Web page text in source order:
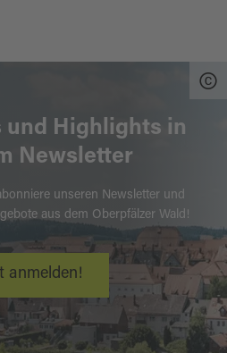
und Highlights in
Newsletter
unseren Newsletter und
aus dem Oberpfälzer Wald!
anmelden!